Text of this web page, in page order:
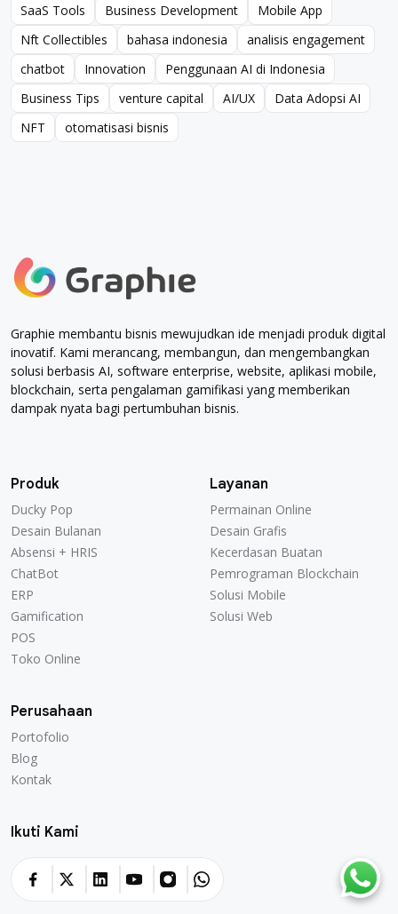
SaaS Tools
SaaS Tools
Business Development
Business Development
Mobile App
Mobile App
Nft Collectibles
Nft Collectibles
bahasa indonesia
bahasa indonesia
analisis engagement
analisis engagement
chatbot
chatbot
Innovation
Innovation
Penggunaan AI di Indonesia
Penggunaan AI di Indonesia
Business Tips
Business Tips
venture capital
venture capital
AI/UX
AI/UX
Data Adopsi AI
Data Adopsi AI
NFT
NFT
otomatisasi bisnis
otomatisasi bisnis
Graphie membantu bisnis mewujudkan ide menjadi produk digital
inovatif. Kami merancang, membangun, dan mengembangkan
solusi berbasis AI, software enterprise, website, aplikasi mobile,
blockchain, serta pengalaman gamifikasi yang memberikan
dampak nyata bagi pertumbuhan bisnis.
Produk
Ducky Pop
Ducky Pop
Desain Bulanan
Desain Bulanan
Absensi + HRIS
Absensi + HRIS
ChatBot
ChatBot
ERP
ERP
Gamification
Gamification
POS
POS
Toko Online
Layanan
Permainan Online
Permainan Online
Desain Grafis
Desain Grafis
Kecerdasan Buatan
Kecerdasan Buatan
Pemrograman Blockchain
Pemrograman Blockchain
Solusi Mobile
Solusi Mobile
Solusi Web
Perusahaan
Portofolio
Portofolio
Blog
Blog
Kontak
Ikuti Kami